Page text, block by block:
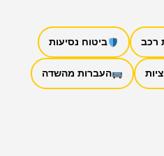
רכב ביטוח נסיעות
העברות מהשדה